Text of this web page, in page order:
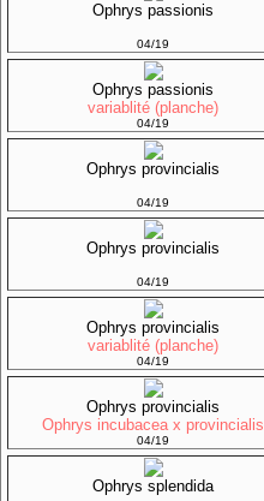
Ophrys passionis
04/19
Ophrys passionis
variablité (planche)
04/19
Ophrys provincialis
04/19
Ophrys provincialis
04/19
Ophrys provincialis
variablité (planche)
04/19
Ophrys provincialis
Ophrys incubacea x provincialis
04/19
Ophrys splendida